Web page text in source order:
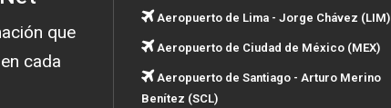
que
cada
Aeropuerto de Lima - Jorge Chávez (LIM)
Aeropuerto de Ciudad de México (MEX)
Aeropuerto de Santiago - Arturo Merino
Benítez (SCL)